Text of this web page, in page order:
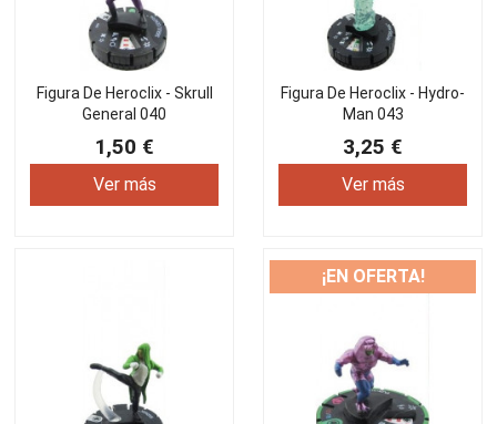
Figura De Heroclix - Skrull
General 040
1,50 €
Ver más
Figura De Heroclix - Hydro-
Man 043
3,25 €
Ver más
¡EN OFERTA!